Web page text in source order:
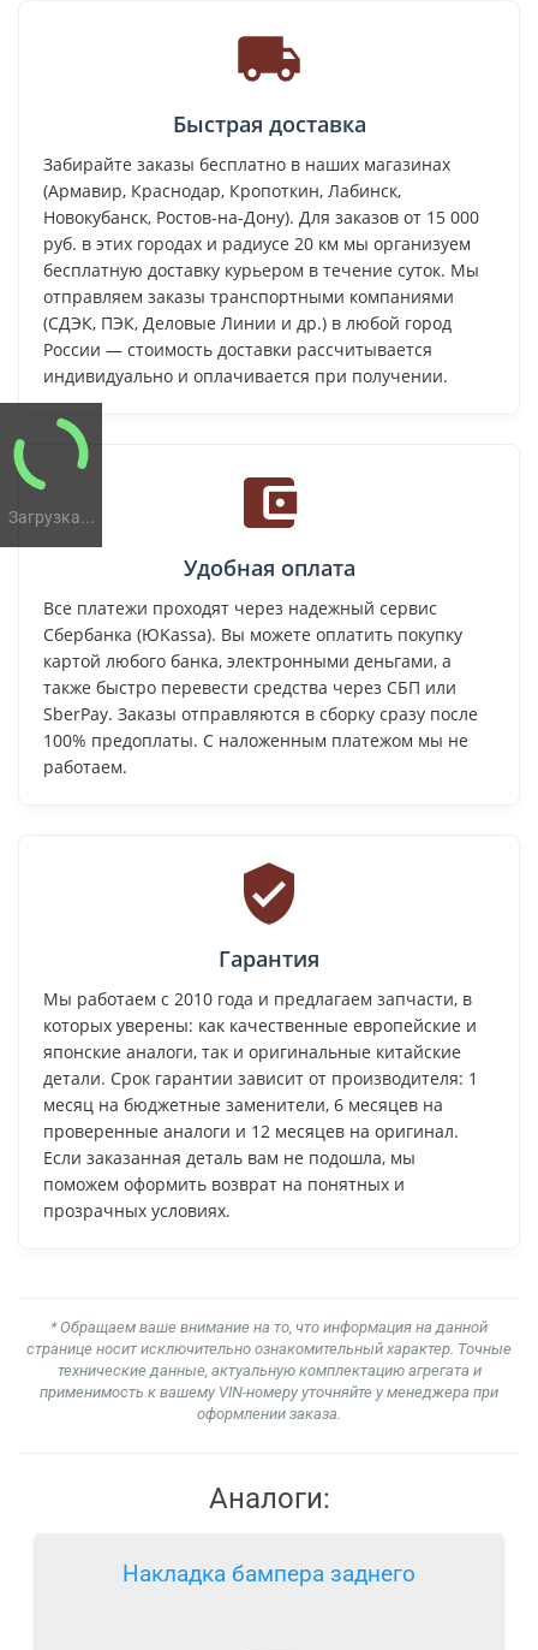
Загрузка...
Быстрая доставка
Забирайте заказы бесплатно в наших магазинах
(Армавир, Краснодар, Кропоткин, Лабинск,
Новокубанск, Ростов-на-Дону). Для заказов от 15 000
руб. в этих городах и радиусе 20 км мы организуем
бесплатную доставку курьером в течение суток. Мы
отправляем заказы транспортными компаниями
(СДЭК, ПЭК, Деловые Линии и др.) в любой город
России — стоимость доставки рассчитывается
индивидуально и оплачивается при получении.
Удобная оплата
Все платежи проходят через надежный сервис
Сбербанка (ЮKassa). Вы можете оплатить покупку
картой любого банка, электронными деньгами, а
также быстро перевести средства через СБП или
SberPay. Заказы отправляются в сборку сразу после
100% предоплаты. С наложенным платежом мы не
работаем.
Гарантия
Мы работаем с 2010 года и предлагаем запчасти, в
которых уверены: как качественные европейские и
японские аналоги, так и оригинальные китайские
детали. Срок гарантии зависит от производителя: 1
месяц на бюджетные заменители, 6 месяцев на
проверенные аналоги и 12 месяцев на оригинал.
Если заказанная деталь вам не подошла, мы
поможем оформить возврат на понятных и
прозрачных условиях.
* Обращаем ваше внимание на то, что информация на данной
странице носит исключительно ознакомительный характер. Точные
технические данные, актуальную комплектацию агрегата и
применимость к вашему VIN-номеру уточняйте у менеджера при
оформлении заказа.
Аналоги:
Накладка бампера заднего